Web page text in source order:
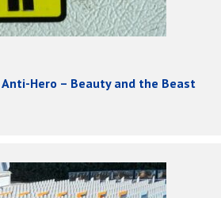
Hero – Beauty and the Beast